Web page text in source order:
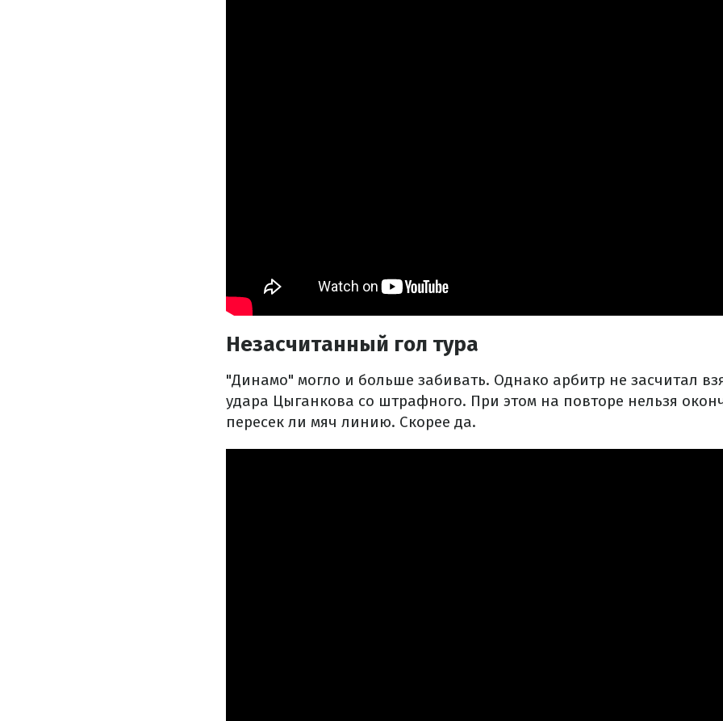
Незасчитанный гол тура
"Динамо" могло и больше забивать. Однако арбитр не засчитал
удара Цыганкова со штрафного. При этом на повторе нельзя
пересек ли мяч линию. Скорее да.